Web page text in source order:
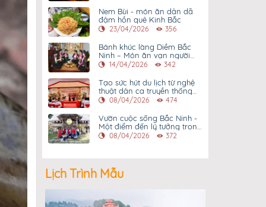
Nem Bùi - món ăn dân dã
đậm hồn quê Kinh Bắc
23/04/2026 356
Bánh khúc làng Diềm Bắc
Ninh – Món ăn vạn người
mê14/04/2026 342
Tạo sức hút du lịch từ nghệ
thuật dân ca truyền thống
đặc sắc
08/04/2026 474
Vườn cuộc sống Bắc Ninh -
Một điểm đến lý tưởng trong
hành trình khám phá di sản
08/04/2026 372
Lịch Trình Mẫu